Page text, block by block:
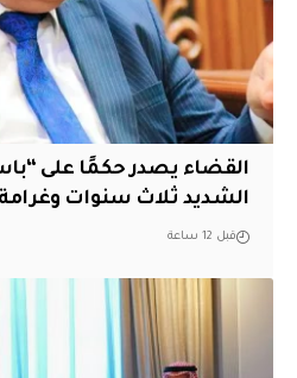
القضاء يصدر حكمًا على
الشديد ثلاث سنوات وغرامة
قبل 12 ساعة